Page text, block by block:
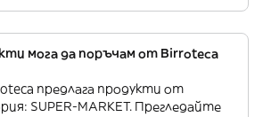
мога да поръчам от Birroteca
предлага продукти от
SUPER-MARKET. Прегледайте